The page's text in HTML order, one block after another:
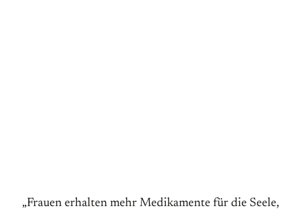
„Frauen erhalten mehr Medikamente für die Seele,